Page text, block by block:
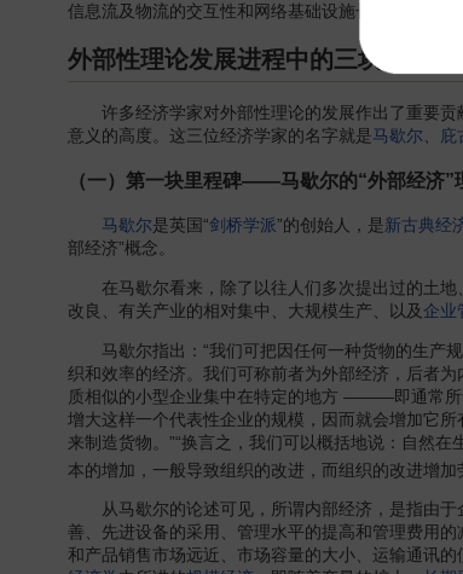
信息流及物流的交互性和网络基础设施长期垄断性
外部性理论发展进程中的三块里程碑
许多经济学家对外部性理论的发展作出了重要贡
意义的高度。这三位经济学家的名字就是马歇尔 庇
（一）第一块里程碑——马歇尔的“外部经济”
马歇尔是英国“剑桥学派”的创始人，是新古典经
部经济”概念。
在马歇尔看来，除了以往人们多次提出过的土地
改良、有关产业的相对集中、大规模生产、以及 企业
马歇尔指出：“我们可把因任何一种货物的生产规
织和效率的经济。我们可称前者为外部经济，后者
质相似的小型企业集中在特定的地方 ———即通常
增大这样一个代表性企业的规模，因而就会增加它
来制造货物。”“换言之，我们可以概括地说：自然
本的增加，一般导致组织的改进，而组织的改进增加
从马歇尔的论述可见，所谓内部经济，是指由于
善、先进设备的采用、管理水平的提高和管理费用
和产品销售市场远近、市场容量的大小、运输通讯